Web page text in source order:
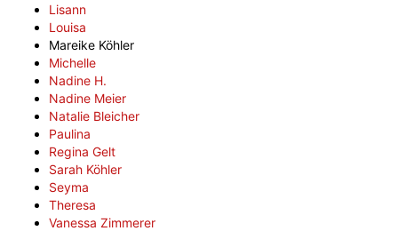
Lisann
Louisa
Mareike Köhler
Michelle
Nadine H.
Nadine Meier
Natalie Bleicher
Paulina
Regina Gelt
Sarah Köhler
Seyma
Theresa
Vanessa Zimmerer